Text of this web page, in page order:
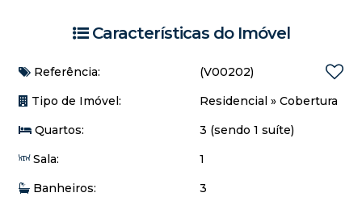
Características do Imóvel
Referência:
(V00202)
Tipo de Imóvel:
Residencial » Cobertura
Quartos:
3 (sendo 1 suíte)
Sala:
1
Banheiros:
3